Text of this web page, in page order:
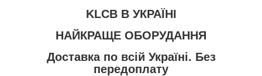
KLCB В УКРАЇНІ
НАЙКРАЩЕ ОБОРУДАННЯ
Доставка по всій Україні. Без
передоплату